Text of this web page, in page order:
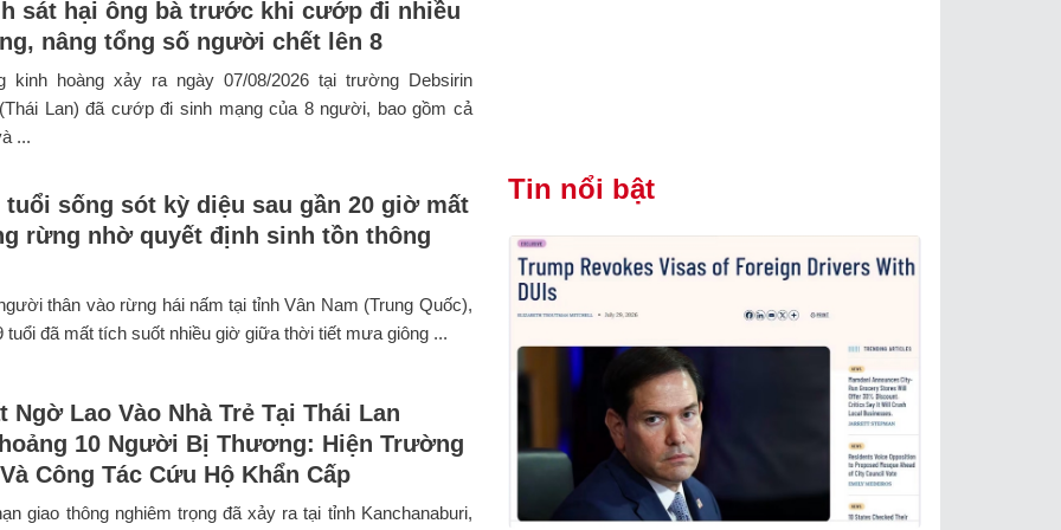
sát hại ông bà trước khi cướp đi nhiều
nâng tổng số người chết lên 8
kinh hoàng xảy ra ngày 07/08/2026 tại trường Debsirin
Lan) đã cướp đi sinh mạng của 8 người, bao gồm cả
...
tuổi sống sót kỳ diệu sau gần 20 giờ mất
rừng nhờ quyết định sinh tồn thông
thân vào rừng hái nấm tại tỉnh Vân Nam (Trung Quốc),
tuổi đã mất tích suốt nhiều giờ giữa thời tiết mưa giông ...
Ngờ Lao Vào Nhà Trẻ Tại Thái Lan
10 Người Bị Thương: Hiện Trường
Công Tác Cứu Hộ Khẩn Cấp
giao thông nghiêm trọng đã xảy ra tại tỉnh Kanchanaburi,
Tin nổi bật